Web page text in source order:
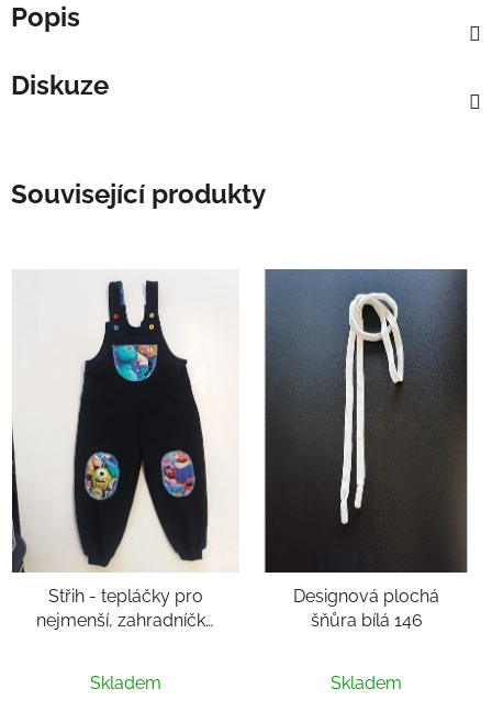
Popis
Diskuze
Související produkty
Střih - tepláčky pro
nejmenší, zahradníčky
hodnocení
Skladem
Designová plochá
šňůra bílá 146
Skladem